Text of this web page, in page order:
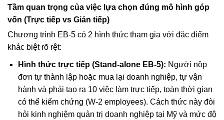
Tầm quan trọng của việc lựa chọn đúng mô hình góp
vốn (Trực tiếp vs Gián tiếp)
Chương trình EB-5 có 2 hình thức tham gia với đặc điểm
khác biệt rõ rệt:
Hình thức trực tiếp (Stand-alone EB-5): Người nộp
đơn tự thành lập hoặc mua lại doanh nghiệp, tự vận
hành và phải tạo ra 10 việc làm trực tiếp, toàn thời gian
có thể kiểm chứng (W-2 employees). Cách thức này đòi
hỏi kinh nghiệm quản trị doanh nghiệp tại Mỹ và mức độ